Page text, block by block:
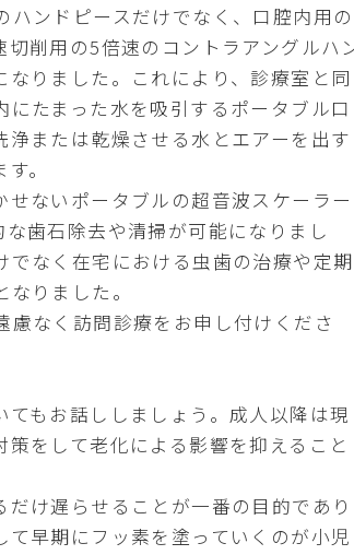
ンドピースだけでなく、口腔内用の
削用の5倍速のコントラアングルハ
りました。これにより、診療室と同
たまった水を吸引するポータブル口
または乾燥させる水とエアーを出す
。
ないポータブルの超音波スケーラー
歯石除去や清掃が可能になりまし
なく在宅における虫歯の治療や定期
りました。
なく訪問診療をお申し付けくださ
もお話ししましょう。成人以降は現
をして老化による影響を抑えること
け遅らせることが一番の目的であり
早期にフッ素を塗っていくのが小児